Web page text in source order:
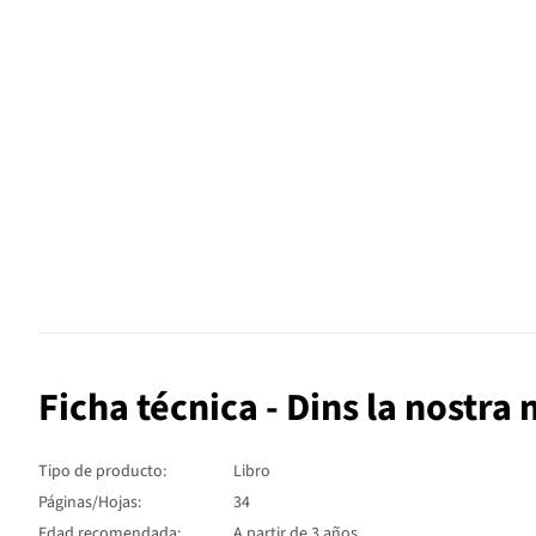
Ficha técnica - Dins la nostra
Tipo de producto:
Libro
Páginas/Hojas:
34